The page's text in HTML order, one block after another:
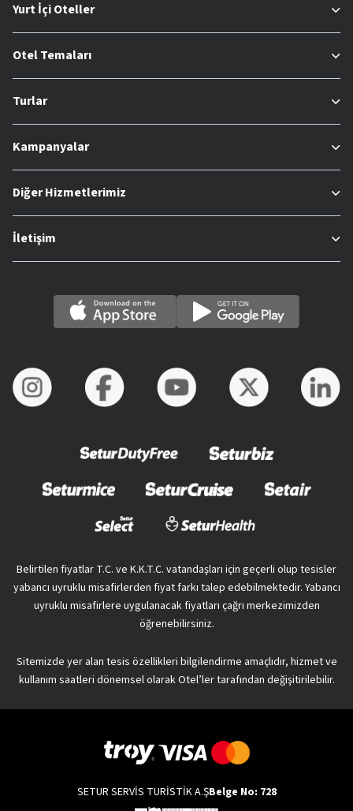
Yurt İçi Oteller
Otel Temaları
Turlar
Kampanyalar
Diğer Hizmetlerimiz
İletişim
Belirtilen fiyatlar T.C. ve K.K.T.C. vatandaşları için geçerli olup tesisler
yabancı uyruklu misafirlerden fiyat farkı talep edebilmektedir. Yabancı
uyruklu misafirlere uygulanacak fiyatları çağrı merkezimizden
öğrenebilirsiniz.
Sitemizde yer alan tesis özellikleri bilgilendirme amaçlıdır, hizmet ve
kullanım saatleri dönemsel olarak Otel’ler tarafından değişitirilebilir.
SETUR SERVİS TURİSTİK A.ŞBelge No: 728